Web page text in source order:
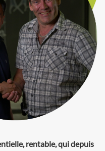
rentable, qui depuis